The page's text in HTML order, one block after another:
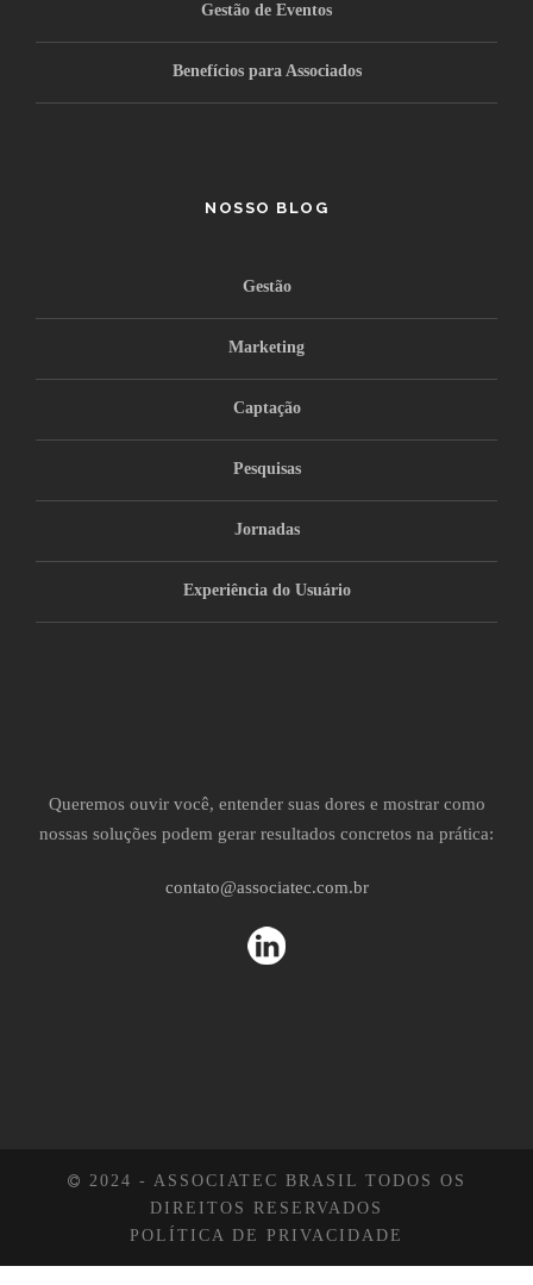
Gestão de Eventos
Benefícios para Associados
NOSSO BLOG
Gestão
Marketing
Captação
Pesquisas
Jornadas
Experiência do Usuário
Queremos ouvir você, entender suas dores e mostrar como
nossas soluções podem gerar resultados concretos na prática:
contato@associatec.com.br
2024 - ASSOCIATEC BRASIL TODOS OS
DIREITOS RESERVADOS
POLÍTICA DE PRIVACIDADE